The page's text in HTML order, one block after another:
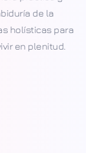
de la
holísticas para
en plenitud.